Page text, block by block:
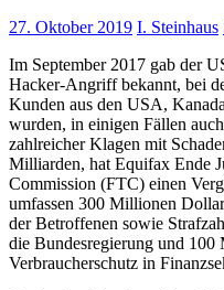
27. Oktober 2019 I. Steinhaus
Im September 2017 gab der
Hacker-Angriff bekannt, bei
Kunden aus den USA,
wurden, in einigen Fällen
zahlreicher Klagen mit
Milliarden, hat Equifax Ende
Commission (FTC) einen
umfassen 300 Millionen
der Betroffenen sowie
die Bundesregierung und
Verbraucherschutz in